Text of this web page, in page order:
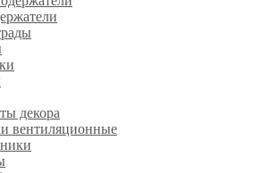
декора
вентиляционные